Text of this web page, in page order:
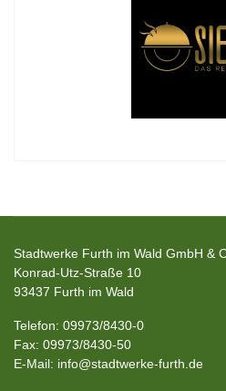
Stadtwerke Furth im Wald GmbH &
Konrad-Utz-Straße 10
93437 Furth im Wald
Telefon: 09973/8430-0
Fax: 09973/8430-50
E-Mail: info@stadtwerke-furth.de